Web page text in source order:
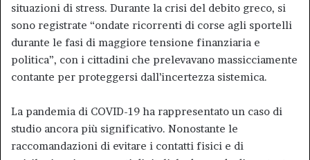
situazioni di stress. Durante la crisi del debito greco, si
sono registrate “ondate ricorrenti di corse agli sportelli
durante le fasi di maggiore tensione finanziaria e
politica”, con i cittadini che prelevavano massicciamente
contante per proteggersi dall’incertezza sistemica.
La pandemia di COVID-19 ha rappresentato un caso di
studio ancora più significativo. Nonostante le
raccomandazioni di evitare i contatti fisici e di